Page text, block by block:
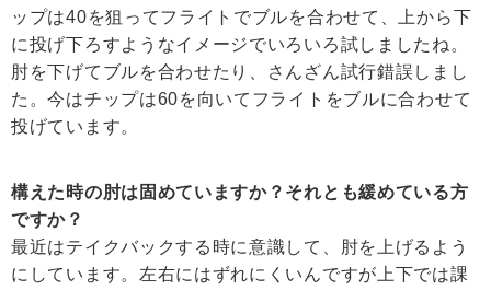
ップは40を狙ってフライトでブルを合わせて、上から下
に投げ下ろすようなイメージでいろいろ試しましたね。
肘を下げてブルを合わせたり、さんざん試行錯誤しまし
た。今はチップは60を向いてフライトをブルに合わせて
投げています。
構えた時の肘は固めていますか？それとも緩めている方
ですか？
最近はテイクバックする時に意識して、肘を上げるよう
にしています。左右にはずれにくいんですが上下では課